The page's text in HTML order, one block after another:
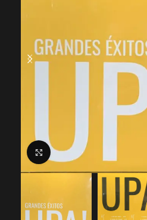
Click to enlarge